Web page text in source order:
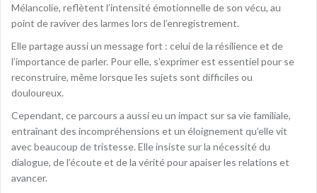
Mélancolie, reflètent l’intensité émotionnelle de son vécu, au
point de raviver des larmes lors de l’enregistrement.
Elle partage aussi un message fort : celui de la résilience et de
l’importance de parler. Pour elle, s’exprimer est essentiel pour se
reconstruire, même lorsque les sujets sont difficiles ou
douloureux.
Cependant, ce parcours a aussi eu un impact sur sa vie familiale,
entraînant des incompréhensions et un éloignement qu’elle vit
avec beaucoup de tristesse. Elle insiste sur la nécessité du
dialogue, de l’écoute et de la vérité pour apaiser les relations et
avancer.